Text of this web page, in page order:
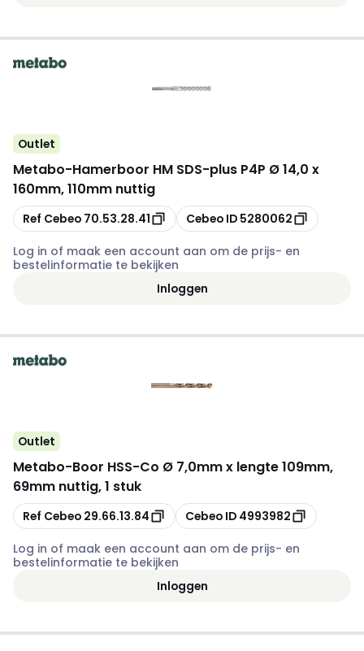
Outlet
Metabo-Hamerboor HM SDS-plus P4P Ø 14,0 x
160mm, 110mm nuttig
Kopiëren
Ref Cebeo 70.53.28.41 Kopiëren
Cebeo ID 5280062
Log in of maak een account aan om de prijs- en
bestelinformatie te bekijken
Inloggen
Outlet
Metabo-Boor HSS-Co Ø 7,0mm x lengte 109mm,
69mm nuttig, 1 stuk
Kopiëren
Ref Cebeo 29.66.13.84 Kopiëren
Cebeo ID 4993982
Log in of maak een account aan om de prijs- en
bestelinformatie te bekijken
Inloggen